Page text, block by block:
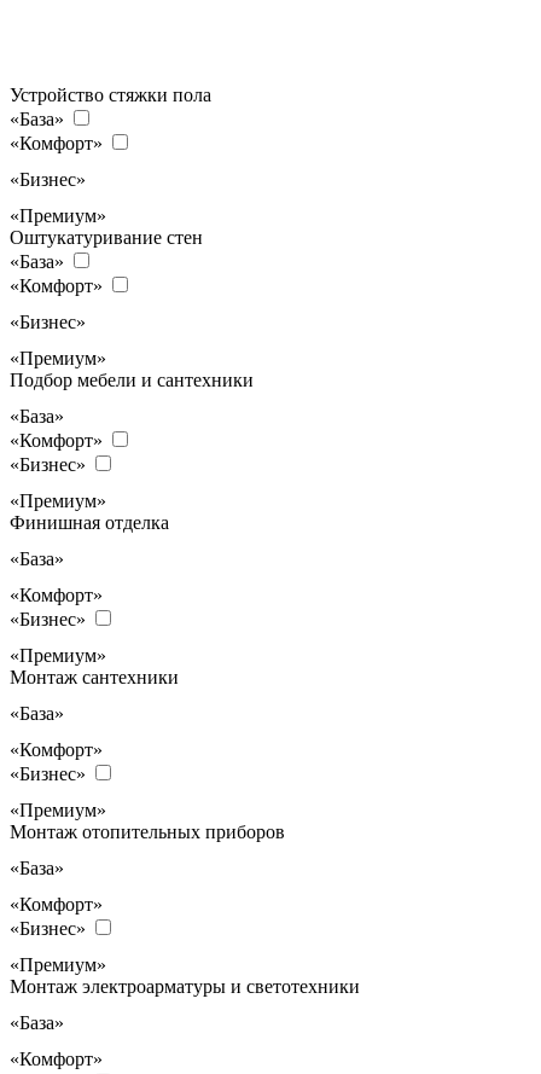
Устройство стяжки пола
«База»
«Комфорт»
«Бизнес»
«Премиум»
Оштукатуривание стен
«База»
«Комфорт»
«Бизнес»
«Премиум»
Подбор мебели и сантехники
«База»
«Комфорт»
«Бизнес»
«Премиум»
Финишная отделка
«База»
«Комфорт»
«Бизнес»
«Премиум»
Монтаж сантехники
«База»
«Комфорт»
«Бизнес»
«Премиум»
Монтаж отопительных приборов
«База»
«Комфорт»
«Бизнес»
«Премиум»
Монтаж электроарматуры и светотехники
«База»
«Комфорт»